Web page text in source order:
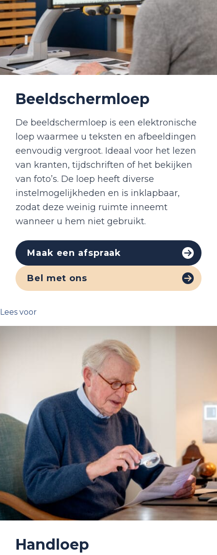
Beeldschermloep
De beeldschermloep is een elektronische
loep waarmee u teksten en afbeeldingen
eenvoudig vergroot. Ideaal voor het lezen
van kranten, tijdschriften of het bekijken
van foto’s. De loep heeft diverse
instelmogelijkheden en is inklapbaar,
zodat deze weinig ruimte inneemt
wanneer u hem niet gebruikt.
Maak een afspraak
Bel met ons
Lees voor
Handloep